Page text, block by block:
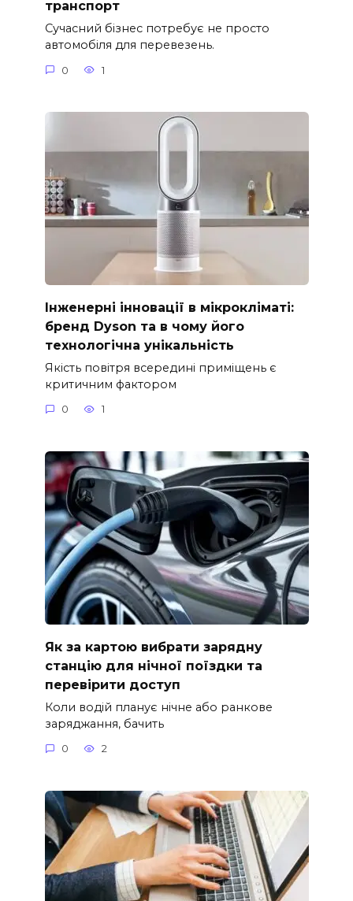
транспорт
Сучасний бізнес потребує не просто
автомобіля для перевезень.
0 1
Інженерні інновації в мікрокліматі:
бренд Dyson та в чому його
технологічна унікальність
Якість повітря всередині приміщень є
критичним фактором
0 1
Як за картою вибрати зарядну
станцію для нічної поїздки та
перевірити доступ
Коли водій планує нічне або ранкове
заряджання, бачить
0 2